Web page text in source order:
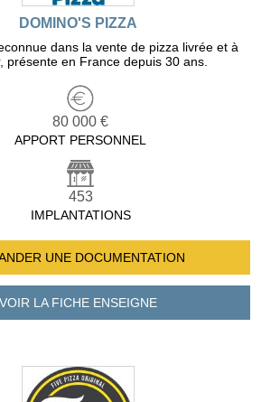
DOMINO'S PIZZA
dans la vente de pizza livrée et à
présente en France depuis 30 ans.
80 000 €
APPORT PERSONNEL
453
IMPLANTATIONS
UNE DOCUMENTATION
VOIR LA FICHEENSEIGNE